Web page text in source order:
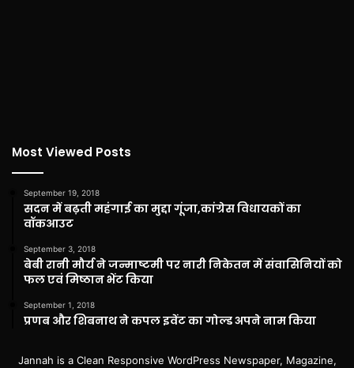
Most Viewed Posts
September 19, 2018
सदन में बढ़ती महंगाई का मुद्दा गूंजा,कांग्रेस विधायकों का
वॉकआउट
September 3, 2018
बेबी रानी मौर्य ने जन्माष्टमी पर नारी निकेतन में संवासिनियों को
फल एवं मिष्ठान भेंट किया
September 1, 2018
प्रणब और शिबनाथ ने कपल इवेंट का गोल्ड अपने नाम किया
Jannah is a Clean Responsive WordPress Newspaper, Magazine,